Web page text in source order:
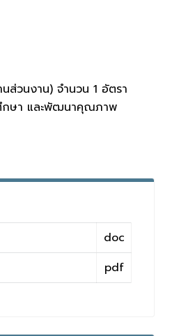
ส่วนงาน) จำนวน 1 อัตรา
ศึกษา และพัฒนาคุณภาพ
doc
pdf